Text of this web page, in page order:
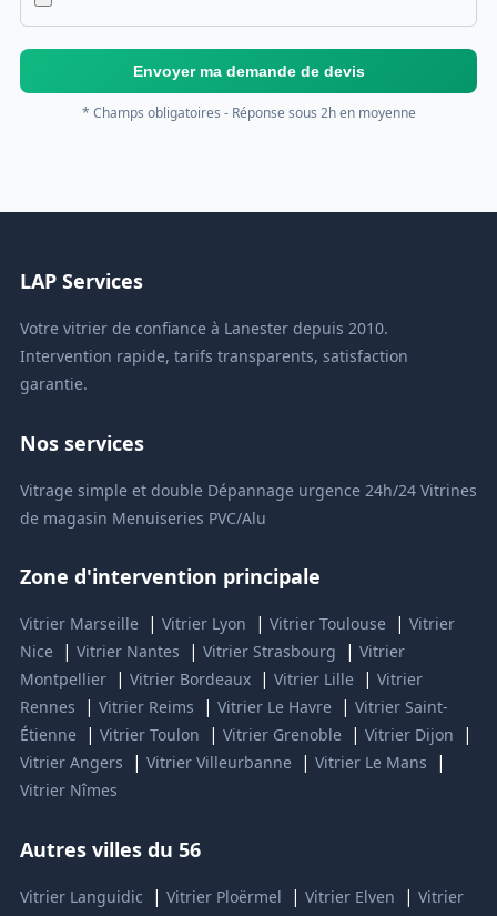
Envoyer ma demande de devis
* Champs obligatoires - Réponse sous 2h en moyenne
LAP Services
Votre vitrier de confiance à Lanester depuis 2010.
Intervention rapide, tarifs transparents, satisfaction
garantie.
Nos services
Vitrage simple et double Dépannage urgence 24h/24 Vitrines
de magasin Menuiseries PVC/Alu
Zone d'intervention principale
Vitrier Marseille | Vitrier Lyon | Vitrier Toulouse | Vitrier
Nice
| Vitrier Nantes | Vitrier Strasbourg | Vitrier
Montpellier | Vitrier Bordeaux | Vitrier Lille | Vitrier
Rennes
| Vitrier Reims | Vitrier Le Havre | Vitrier Saint-
Étienne
| Vitrier Toulon | Vitrier Grenoble | Vitrier Dijon |
Vitrier Angers | Vitrier Villeurbanne | Vitrier Le Mans |
Vitrier Nîmes
Autres villes du 56
Vitrier Languidic | Vitrier Ploërmel | Vitrier Elven | Vitrier